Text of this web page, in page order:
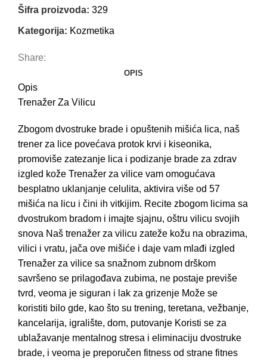
Šifra proizvoda: 329
Kategorija: Kozmetika
Share:
OPIS
Opis
Trenažer Za Vilicu
Zbogom dvostruke brade i opuštenih mišića lica, naš
trener za lice povećava protok krvi i kiseonika,
promoviše zatezanje lica i podizanje brade za zdrav
izgled kože Trenažer za vilice vam omogućava
besplatno uklanjanje celulita, aktivira više od 57
mišića na licu i čini ih vitkijim. Recite zbogom licima sa
dvostrukom bradom i imajte sjajnu, oštru vilicu svojih
snova Naš trenažer za vilicu zateže kožu na obrazima,
vilici i vratu, jača ove mišiće i daje vam mlađi izgled
Trenažer za vilice sa snažnom zubnom drškom
savršeno se prilagođava zubima, ne postaje previše
tvrd, veoma je siguran i lak za grizenje Može se
koristiti bilo gde, kao što su trening, teretana, vežbanje,
kancelarija, igralište, dom, putovanje Koristi se za
ublažavanje mentalnog stresa i eliminaciju dvostruke
brade, i veoma je preporučen fitness od strane fitnes